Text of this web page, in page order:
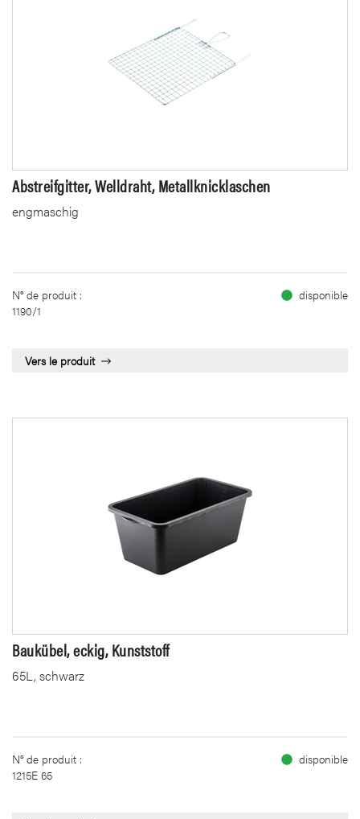
Abstreifgitter, Welldraht, Metallknicklaschen
engmaschig
N° de produit :
1190/1
disponible
Vers le produit
Baukübel, eckig, Kunststoff
65L, schwarz
N° de produit :
1215E 65
disponible